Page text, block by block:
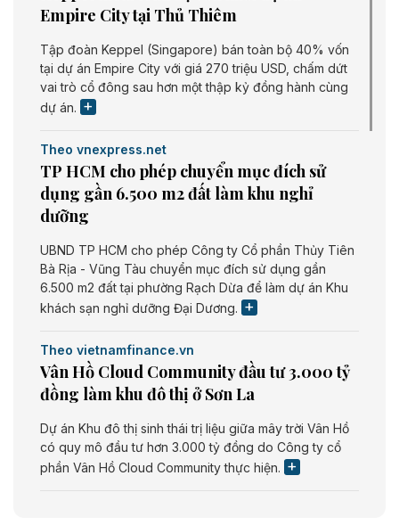
Empire City tại Thủ Thiêm
Tập đoàn Keppel (Singapore) bán toàn bộ 40% vốn
tại dự án Empire City với giá 270 triệu USD, chấm dứt
vai trò cổ đông sau hơn một thập kỷ đồng hành cùng
dự án.
Theo vnexpress.net
TP HCM cho phép chuyển mục đích sử
dụng gần 6.500 m2 đất làm khu nghỉ
dưỡng
UBND TP HCM cho phép Công ty Cổ phần Thủy Tiên
Bà Rịa - Vũng Tàu chuyển mục đích sử dụng gần
6.500 m2 đất tại phường Rạch Dừa để làm dự án Khu
khách sạn nghỉ dưỡng Đại Dương.
Theo vietnamfinance.vn
Vân Hồ Cloud Community đầu tư 3.000 tỷ
đồng làm khu đô thị ở Sơn La
Dự án Khu đô thị sinh thái trị liệu giữa mây trời Vân Hồ
có quy mô đầu tư hơn 3.000 tỷ đồng do Công ty cổ
phần Vân Hồ Cloud Community thực hiện.